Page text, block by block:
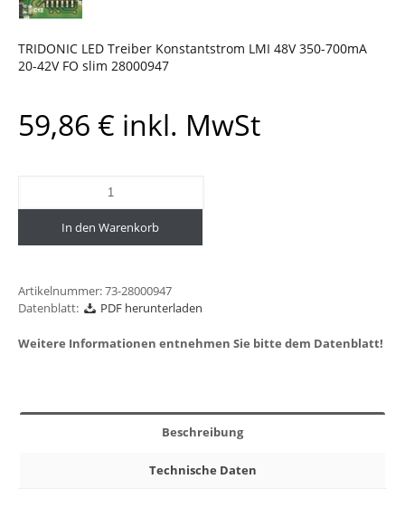
TRIDONIC LED Treiber Konstantstrom LMI 48V 350-700mA
20-42V FO slim 28000947
59,86 € inkl. MwSt
In den Warenkorb
Artikelnummer:73-28000947
Datenblatt:
PDF herunterladen
Weitere Informationen entnehmen Sie bitte dem Datenblatt!
Beschreibung
Technische Daten